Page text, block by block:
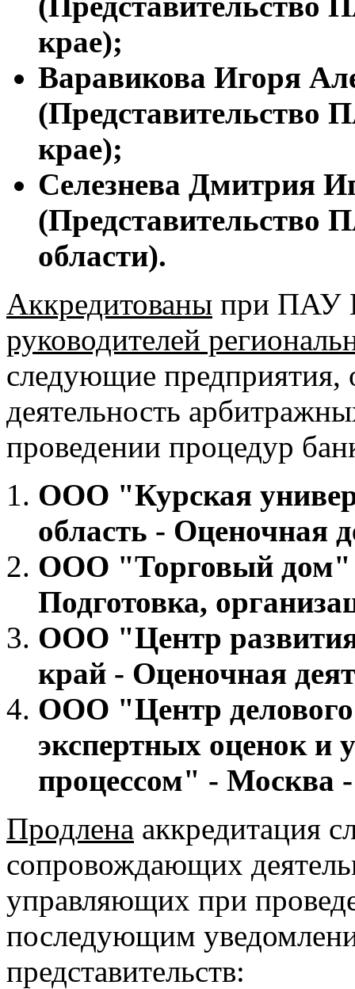
крае);
Варавикова Игоря
крае);
Селезнева Дмитрия
области).
Аккредитованы при
руководителей
следующие
деятельность
проведении процедур
ООО "Курская
область - Оценочная
ООО "Торговый дом"
Подготовка,
ООО "Центр
край - Оценочная
ООО "Центр делового
экспертных оценок и
процессом" - Москва
Продлена аккредитация
сопровождающих
управляющих при
последующим
представительств: